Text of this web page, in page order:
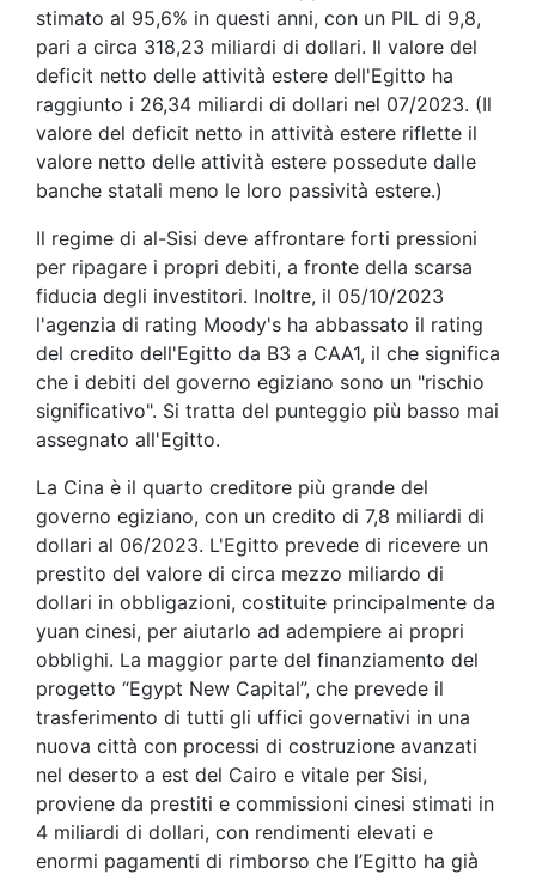
stimato al 95,6% in questi anni, con un PIL di 9,8,
pari a circa 318,23 miliardi di dollari. Il valore del
deficit netto delle attività estere dell'Egitto ha
raggiunto i 26,34 miliardi di dollari nel 07/2023. (Il
valore del deficit netto in attività estere riflette il
valore netto delle attività estere possedute dalle
banche statali meno le loro passività estere.)
Il regime di al-Sisi deve affrontare forti pressioni
per ripagare i propri debiti, a fronte della scarsa
fiducia degli investitori. Inoltre, il 05/10/2023
l'agenzia di rating Moody's ha abbassato il rating
del credito dell'Egitto da B3 a CAA1, il che significa
che i debiti del governo egiziano sono un "rischio
significativo". Si tratta del punteggio più basso mai
assegnato all'Egitto.
La Cina è il quarto creditore più grande del
governo egiziano, con un credito di 7,8 miliardi di
dollari al 06/2023. L'Egitto prevede di ricevere un
prestito del valore di circa mezzo miliardo di
dollari in obbligazioni, costituite principalmente da
yuan cinesi, per aiutarlo ad adempiere ai propri
obblighi. La maggior parte del finanziamento del
progetto “Egypt New Capital”, che prevede il
trasferimento di tutti gli uffici governativi in ​​una
nuova città con processi di costruzione avanzati
nel deserto a est del Cairo e vitale per Sisi,
proviene da prestiti e commissioni cinesi stimati in
4 miliardi di dollari, con rendimenti elevati e
enormi pagamenti di rimborso che l’Egitto ha già